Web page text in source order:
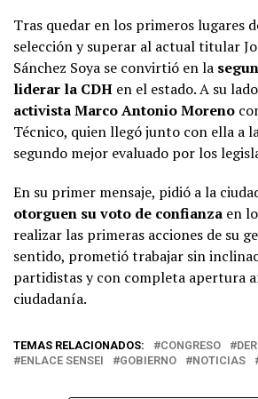
Tras quedar en los primeros lugares
selección y superar al actual titular
Sánchez Soya se convirtió en la
liderar la CDH en el estado. A su
activista Marco Antonio Moreno
Técnico, quien llegó junto con ella a
segundo mejor evaluado por los
En su primer mensaje, pidió a la
otorguen su voto de confianza en
realizar las primeras acciones de su
sentido, prometió trabajar sin
partidistas y con completa apertura
ciudadanía.
TEMAS RELACIONADOS: CONGRESO
ENLACE SENSEI
GOBIERNO NOTICIAS